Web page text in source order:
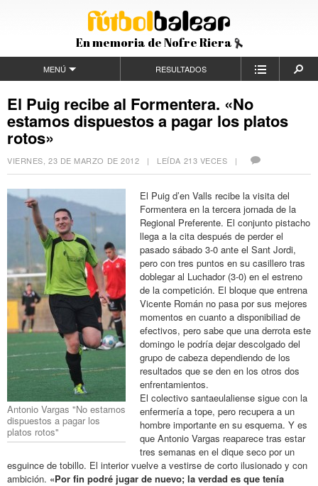
En memoria de Nofre Riera
MENÚ RESULTADOS
El Puig recibe al Formentera. «No
estamos dispuestos a pagar los platos
rotos»
VIERNES, 23 DE MARZO DE 2012 | LEÍDA 213 VECES |
Antonio Vargas "No estamos
dispuestos a pagar los
platos rotos"
El Puig d’en Valls recibe la visita del
Formentera en la tercera jornada de la
Regional Preferente. El conjunto pistacho
llega a la cita después de perder el
pasado sábado 3-0 ante el Sant Jordi,
pero con tres puntos en su casillero tras
doblegar al Luchador (3-0) en el estreno
de la competición. El bloque que entrena
Vicente Román no pasa por sus mejores
momentos en cuanto a disponibiliad de
efectivos, pero sabe que una derrota este
domingo le podría dejar descolgado del
grupo de cabeza dependiendo de los
resultados que se den en los otros dos
enfrentamientos.
El colectivo santaeulaliense sigue con la
enfermería a tope, pero recupera a un
hombre importante en su esquema. Y es
que Antonio Vargas reaparece tras estar
tres semanas en el dique seco por un
esguince de tobillo. El interior vuelve a vestirse de corto ilusionado y con
ambición. «Por fin podré jugar de nuevo; la verdad es que tenía